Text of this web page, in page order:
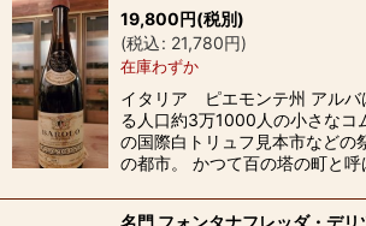
並び順
絞り込む
19,800円(税別)
(税込: 21,780円)
在庫わずか
イタリア ピエモンテ州 アルバ
る人口約3万1000人の小さなコ
の国際白トリュフ見本市などの
の都市。 かつて百の塔の町と
名門 フォンタナフレッダ・デ